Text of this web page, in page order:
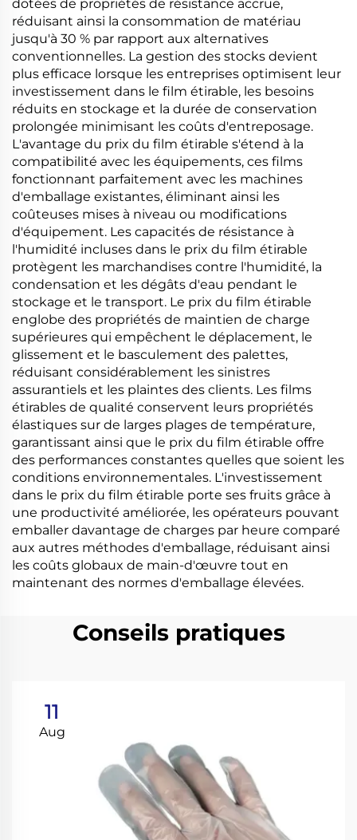
dotées de propriétés de résistance accrue,
réduisant ainsi la consommation de matériau
jusqu'à 30 % par rapport aux alternatives
conventionnelles. La gestion des stocks devient
plus efficace lorsque les entreprises optimisent leur
investissement dans le film étirable, les besoins
réduits en stockage et la durée de conservation
prolongée minimisant les coûts d'entreposage.
L'avantage du prix du film étirable s'étend à la
compatibilité avec les équipements, ces films
fonctionnant parfaitement avec les machines
d'emballage existantes, éliminant ainsi les
coûteuses mises à niveau ou modifications
d'équipement. Les capacités de résistance à
l'humidité incluses dans le prix du film étirable
protègent les marchandises contre l'humidité, la
condensation et les dégâts d'eau pendant le
stockage et le transport. Le prix du film étirable
englobe des propriétés de maintien de charge
supérieures qui empêchent le déplacement, le
glissement et le basculement des palettes,
réduisant considérablement les sinistres
assurantiels et les plaintes des clients. Les films
étirables de qualité conservent leurs propriétés
élastiques sur de larges plages de température,
garantissant ainsi que le prix du film étirable offre
des performances constantes quelles que soient les
conditions environnementales. L'investissement
dans le prix du film étirable porte ses fruits grâce à
une productivité améliorée, les opérateurs pouvant
emballer davantage de charges par heure comparé
aux autres méthodes d'emballage, réduisant ainsi
les coûts globaux de main-d'œuvre tout en
maintenant des normes d'emballage élevées.
Conseils pratiques
11
Aug